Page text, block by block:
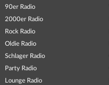
90er Radio
2000er Radio
Rock Radio
Oldie Radio
Schlager Radio
Party Radio
Lounge Radio